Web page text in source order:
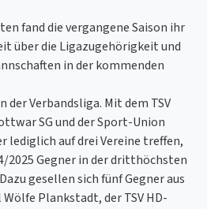
fand die vergangene Saison ihr
über die Ligazugehörigkeit und
in der kommenden
der Verbandsliga. Mit dem TSV
SG und der Sport-Union
lediglich auf drei Vereine treffen,
2025 Gegner in der dritthöchsten
gesellen sich fünf Gegner aus
Plankstadt, der TSV HD-